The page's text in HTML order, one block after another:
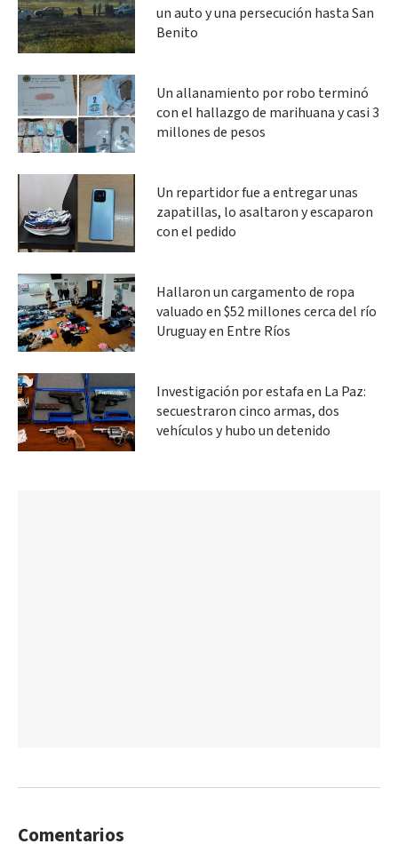
un auto y una persecución hasta San
Benito
Un allanamiento por robo terminó
con el hallazgo de marihuana y casi 3
millones de pesos
Un repartidor fue a entregar unas
zapatillas, lo asaltaron y escaparon
con el pedido
Hallaron un cargamento de ropa
valuado en $52 millones cerca del río
Uruguay en Entre Ríos
Investigación por estafa en La Paz:
secuestraron cinco armas, dos
vehículos y hubo un detenido
Comentarios